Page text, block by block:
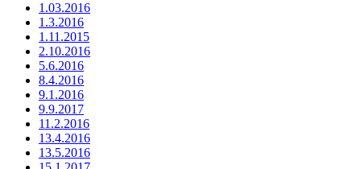
1.03.2016
1.3.2016
1.11.2015
2.10.2016
5.6.2016
8.4.2016
9.1.2016
9.9.2017
11.2.2016
13.4.2016
13.5.2016